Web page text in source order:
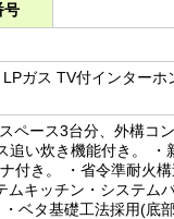
号
ガス TV付インターホ
ペース3台分、外構コ
い炊き機能付き。 ・
付き。 ・省令準耐火
キッチン・システム
ベタ基礎工法採用(底